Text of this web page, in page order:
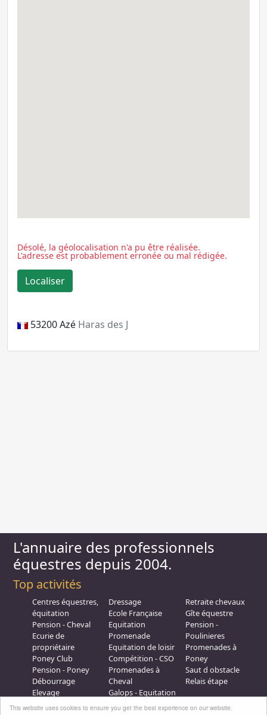
This website uses cookies to ensure you get the best experience on our website.
Désolé, la géolocalisation n'a pu être réalisée.
L'adresse est probablement erronée ou mal rédigée.
53200Azé Haras des J
L'annuaire des professionnels
équestres depuis 2004.
Top activités
Centres équestres,
équitation
Pension - Cheval
Ecurie de
propriétaire
Poney Club
Pension - Poney
Débourrage
Elevage
Dressage
Ecole Française
Equitation
Promenade
Equitation de loisir
Compétition - CSO
Promenades à
Cheval
Galops - Equitation
Retraite chevaux
Gîte équestre
Pension -
Poulinieres
Promenades à
Poney
Saut d obstacle
Relais étape
Plus d'infos